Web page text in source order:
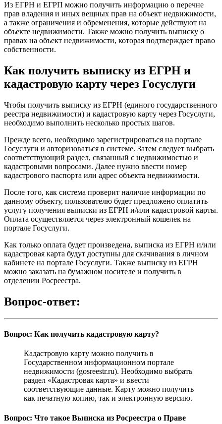
Из ЕГРН и ЕГРП можно получить информацию о перечне
прав владения и иных вещных прав на объект недвижимости,
а также ограничения и обременения, которые действуют на
объекте недвижимости. Также можно получить выписку о
правах на объект недвижимости, которая подтверждает право
собственности.
Как получить выписку из ЕГРН и
кадастровую карту через Госуслуги
Чтобы получить выписку из ЕГРН (единого государственного
реестра недвижимости) и кадастровую карту через Госуслуги,
необходимо выполнить несколько простых шагов.
Прежде всего, необходимо зарегистрироваться на портале
Госуслуги и авторизоваться в системе. Затем следует выбрать
соответствующий раздел, связанный с недвижимостью и
кадастровыми вопросами. Далее нужно ввести номер
кадастрового паспорта или адрес объекта недвижимости.
После того, как система проверит наличие информации по
данному объекту, пользователю будет предложено оплатить
услугу получения выписки из ЕГРН и/или кадастровой карты.
Оплата осуществляется через электронный кошелек на
портале Госуслуги.
Как только оплата будет произведена, выписка из ЕГРН и/или
кадастровая карта будут доступны для скачивания в личном
кабинете на портале Госуслуги. Также выписку из ЕГРН
можно заказать на бумажном носителе и получить в
отделении Росреестра.
Вопрос-ответ:
Вопрос: Как получить кадастровую карту?
Кадастровую карту можно получить в
Государственном информационном портале
недвижимости (gosreestr.ru). Необходимо выбрать
раздел «Кадастровая карта» и ввести
соответствующие данные. Карту можно получить
как печатную копию, так и электронную версию.
Вопрос: Что такое Выписка из Росреестра о Праве